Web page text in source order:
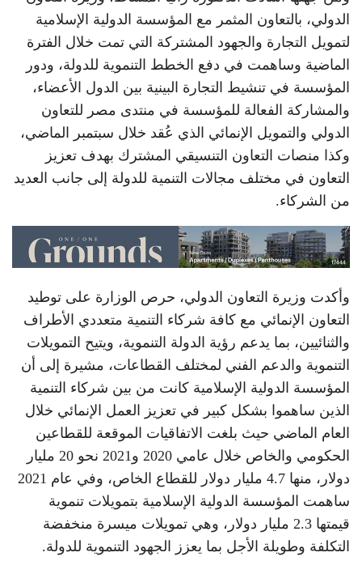
الدولي، بالتعاون المثمر مع المؤسسة الدولية الإسلامية
لتمويل التجارة والجهود المشتركة التي تمت خلال الفترة
الماضية وساهمت في دفع الخطط التنموية للدولة، ودور
المؤسسة في تنشيط التجارة البينية بين الدول الأعضاء،
والمشاركة الفعالة للمؤسسة في منتدى مصر للتعاون
الدولي والتمويل الإنمائي الذي عُقد خلال سبتمبر الماضي،
وكذا منصات التعاون التنسيقي المشترك بهدف تعزيز
التعاون في مختلف مجالات التنمية للدولة إلى جانب العديد
من الشركاء.
وأكدت وزيرة التعاون الدولي، حرص الوزارة على توطيد
التعاون الإنمائي مع كافة شركاء التنمية متعددي الأطراف
والثنائيين، بما يدعم رؤية الدولة التنموية، ويتيح التمويلات
التنموية والدعم الفني لمختلف القطاعات، مشيرة إلى أن
المؤسسة الدولية الإسلامية كانت من بين شركاء التنمية
الذين ساهموا بشكل كبير في تعزيز العمل الإنمائي خلال
العام الماضي حيث بلغت الاتفاقيات الموقعة للقطاعين
الحكومي والخاص خلال عامي 2020 و2021 نحو 20 مليار
دولار، منها 4.7 مليار دولار للقطاع الخاص، وفي عام 2021
ساهمت المؤسسة الدولية الإسلامية بتمويلات تنموية
قيمتها 2.3 مليار دولار، وهي تمويلات ميسرة منخفضة
التكلفة وطويلة الأجل بما يعزز الجهود التنموية للدولة.